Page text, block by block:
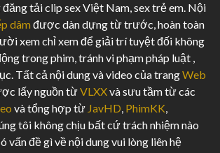
tải clip sex Việt Nam, sex trẻ em. Nội
dâm được dàn dựng từ trước, hoàn toàn
xem chỉ xem để giải trí tuyệt đối không
trong phim, tránh vi phạm pháp luật ,
Tất cả nội dung và video của trangWeb
lấy nguồn từVLXXvà sưu tầm từ các
và tổng hợp từ JavHD, PhimKK,
tôi không chịu bất cứ trách nhiệm nào
vấn đề gì về nội dung vui lòng liên hệ